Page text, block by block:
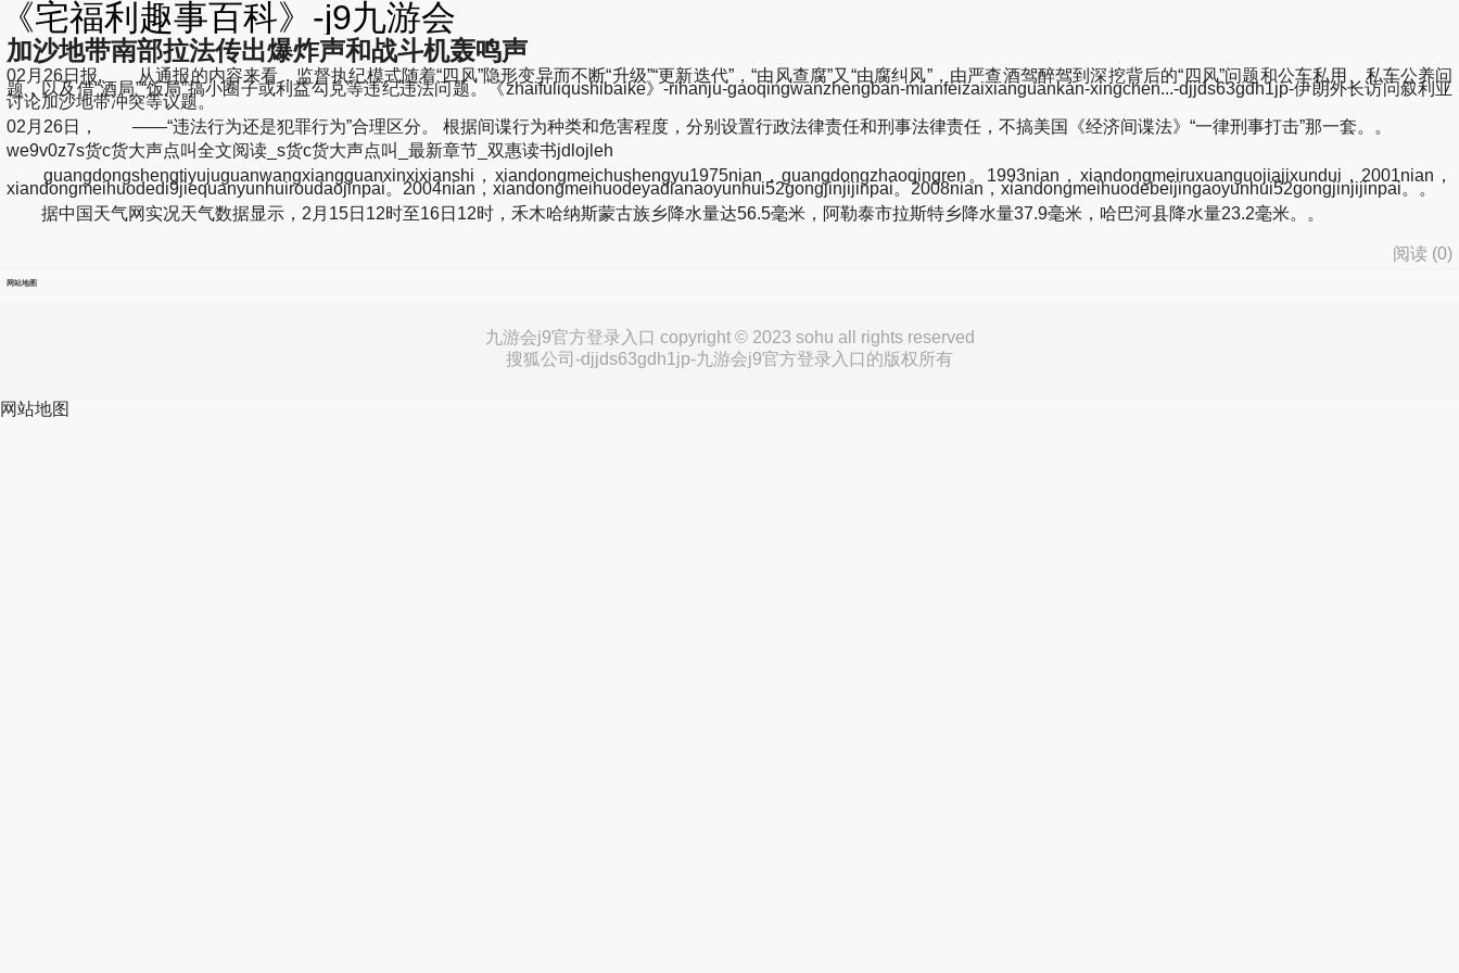
《宅福利趣事百科》-j9九游会
加沙地带南部拉法传出爆炸声和战斗机轰鸣声
02月26日报, 从通报的内容来看，监督执纪模式随着“四风”隐形变异而不断“升级”“更新迭代”，“由风查腐”又“由腐纠风”，由严查酒驾醉驾到深挖背后的“四风”问题和公车私用、私车公养问
题，以及借“酒局”“饭局”搞小圈子或利益勾兑等违纪违法问题。《zhaifuliqushibaike》-rihanju-gaoqingwanzhengban-mianfeizaixianguankan-xingchen...-djjds63gdh1jp-伊朗外长访问叙利亚
讨论加沙地带冲突等议题。
02月26日， ——“违法行为还是犯罪行为”合理区分。 根据间谍行为种类和危害程度，分别设置行政法律责任和刑事法律责任，不搞美国《经济间谍法》“一律刑事打击”那一套。。
we9v0z7s货c货大声点叫全文阅读_s货c货大声点叫_最新章节_双惠读书jdlojleh
guangdongshengtiyujuguanwangxiangguanxinxixianshi，xiandongmeichushengyu1975nian，guangdongzhaoqingren。1993nian，xiandongmeiruxuanguojiajixundui，2001nian，
xiandongmeihuodedi9jiequanyunhuiroudaojinpai。2004nian，xiandongmeihuodeyadianaoyunhui52gongjinjijinpai。2008nian，xiandongmeihuodebeijingaoyunhui52gongjinjijinpai。。
据中国天气网实况天气数据显示，2月15日12时至16日12时，禾木哈纳斯蒙古族乡降水量达56.5毫米，阿勒泰市拉斯特乡降水量37.9毫米，哈巴河县降水量23.2毫米。。
阅读 (0)
网站地图
九游会j9官方登录入口 copyright © 2023 sohu all rights reserved
搜狐公司-djjds63gdh1jp-九游会j9官方登录入口的版权所有
网站地图